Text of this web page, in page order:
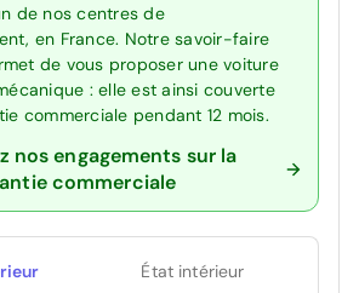
de nos centres de
en France. Notre savoir-faire
de vous proposer une voiture
: elle est ainsi couverte
commerciale pendant 12 mois.
nos engagements sur la
commerciale
État intérieur